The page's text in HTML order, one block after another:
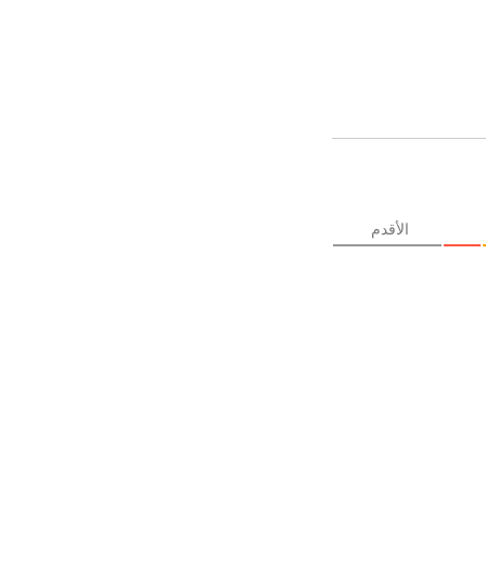
الأقدم